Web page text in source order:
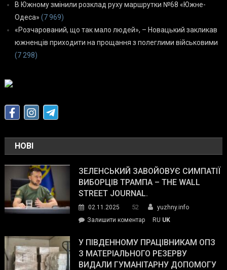
В Южному змінили розклад руху маршрутки №68 «Южне-
Одеса» (7 969)
«Розчарований, що так мало людей», – Новацький закликав
южненців приходити на прощання з полеглими військовими
(7 298)
НОВІ
ЗЕЛЕНСЬКИЙ ЗАВОЙОВУЄ СИМПАТІЇ
ВИБОРЦІВ ТРАМПА – THE WALL
STREET JOURNAL.
02.11.2025 52
yuzhny.info
Залишити коментарon
завойовує
симпатії
виборців
RU UK
У ПІВДЕННОМУ ПРАЦІВНИКАМ ОПЗ
З МАТЕРІАЛЬНОГО РЕЗЕРВУ
ВИДАЛИ ГУМАНІТАРНУ ДОПОМОГУ